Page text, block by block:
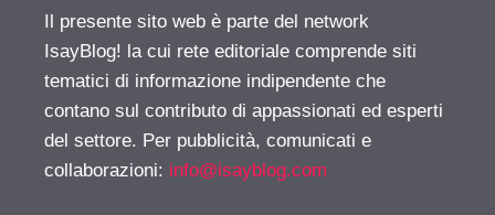
Il presente sito web è parte del network
IsayBlog! la cui rete editoriale comprende siti
tematici di informazione indipendente che
contano sul contributo di appassionati ed esperti
del settore. Per pubblicità, comunicati e
collaborazioni: info@isayblog.com